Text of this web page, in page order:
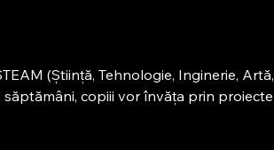
(Știință, Tehnologie, Inginerie, Artă,
săptămâni, copiii vor învăța prin proiecte